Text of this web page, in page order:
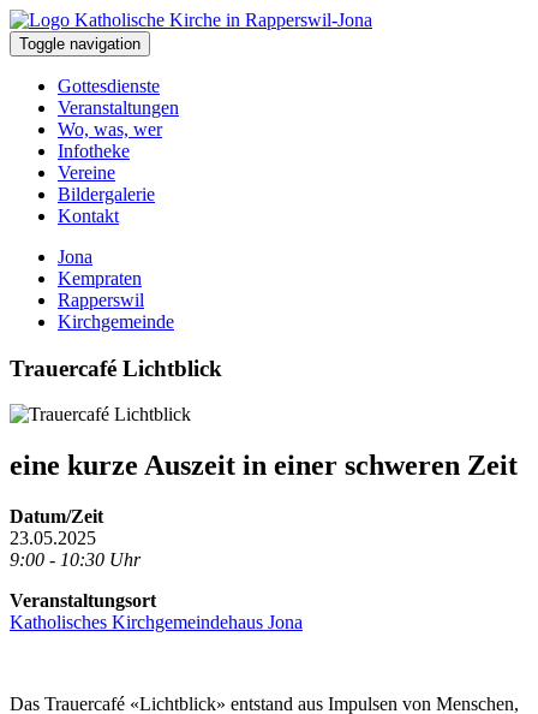
Toggle navigation
Gottesdienste
Veranstaltungen
Wo, was, wer
Infotheke
Vereine
Bildergalerie
Kontakt
Jona
Kempraten
Rapperswil
Kirchgemeinde
Trauercafé Lichtblick
eine kurze Auszeit in einer schweren Zeit
Datum/Zeit
23.05.2025
9:00 - 10:30 Uhr
Veranstaltungsort
Katholisches Kirchgemeindehaus Jona
Das Trauercafé «Lichtblick» entstand aus Impulsen von Menschen,